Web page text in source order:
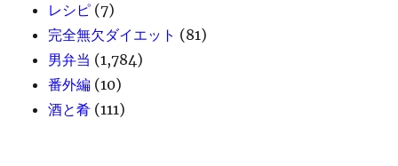
レシピ (7)
完全無欠ダイエット (81)
男弁当 (1,784)
番外編 (10)
酒と肴 (111)